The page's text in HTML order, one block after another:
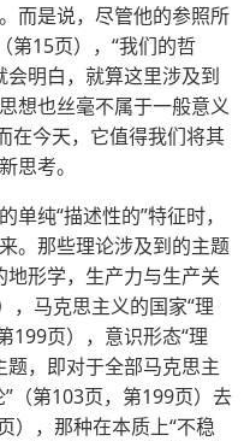
而是说，尽管他的参照所
第15页），“我们的哲
会明白，就算这里涉及到
想也丝毫不属于一般意义
在今天，它值得我们将其
思考。
纯“描述性的”特征时，
。那些理论涉及到的主题
形学，生产力与生产关
，马克思主义的国家“理
199页），意识形态“理
，即对于全部马克思主
（第103页，第199页）去
），那种在本质上“不稳